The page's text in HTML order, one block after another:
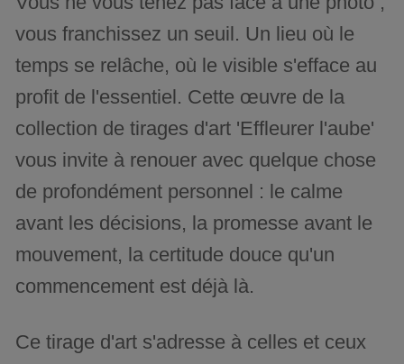
vous franchissez un seuil. Un lieu où le
temps se relâche, où le visible s'efface au
profit de l'essentiel. Cette œuvre de la
collection de tirages d'art 'Effleurer l'aube'
vous invite à renouer avec quelque chose
de profondément personnel : le calme
avant les décisions, la promesse avant le
mouvement, la certitude douce qu'un
commencement est déjà là.
Ce tirage d'art s'adresse à celles et ceux